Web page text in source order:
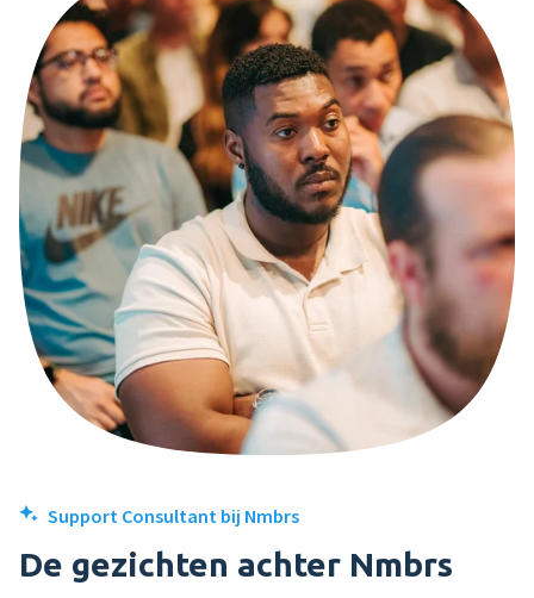
Mobiele app
Integraties
Nmbrs Marketplace
Support Consultant bij Nmbrs
De gezichten achter Nmbrs